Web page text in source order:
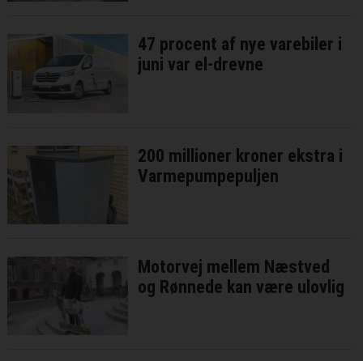
47 procent af nye varebiler i
juni var el-drevne
200 millioner kroner ekstra i
Varmepumpepuljen
Motorvej mellem Næstved
og Rønnede kan være ulovlig